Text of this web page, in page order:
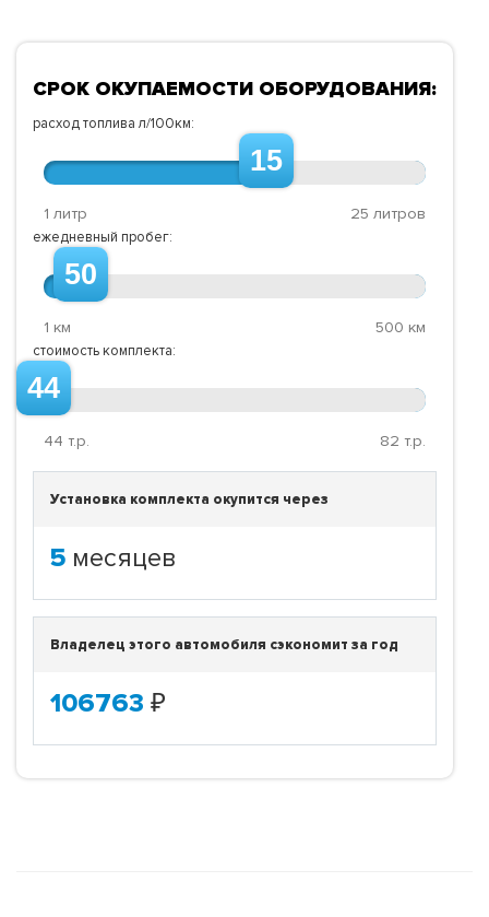
СРОК ОКУПАЕМОСТИ ОБОРУДОВАНИЯ:
расход топлива л/100км:
15
1 литр 25 литров
ежедневный пробег:
50
1 км 500 км
стоимость комплекта:
44
44 т.р. 82 т.р.
Установка комплекта окупится через
5 месяцев
Владелец этого автомобиля сэкономит за год
106763 ₽